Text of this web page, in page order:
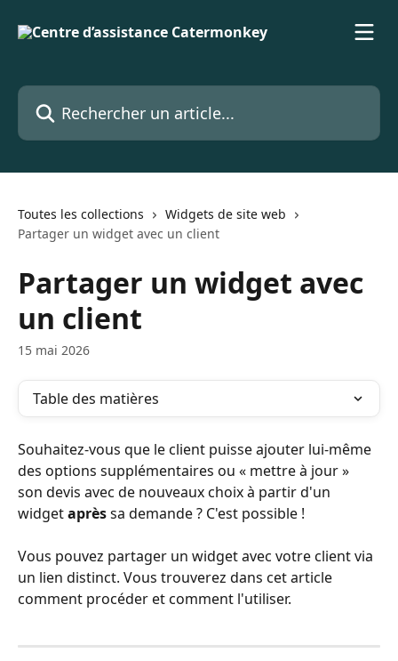
Rechercher un article...
Toutes les collections
Widgets de site web
Partager un widget avec un client
Partager un widget avec
un client
15 mai 2026
Table des matières
Souhaitez-vous que le client puisse ajouter lui-même
des options supplémentaires ou « mettre à jour »
son devis avec de nouveaux choix à partir d'un
widget après sa demande ? C'est possible !
Vous pouvez partager un widget avec votre client via
un lien distinct. Vous trouverez dans cet article
comment procéder et comment l'utiliser.